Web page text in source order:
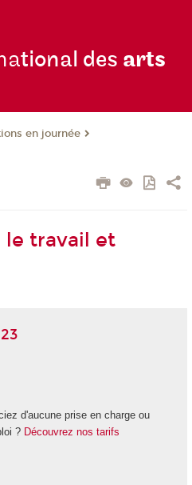
tional des arts
en journée
le travail et
d'aucune prise en charge ou
? Découvrez nos tarifs